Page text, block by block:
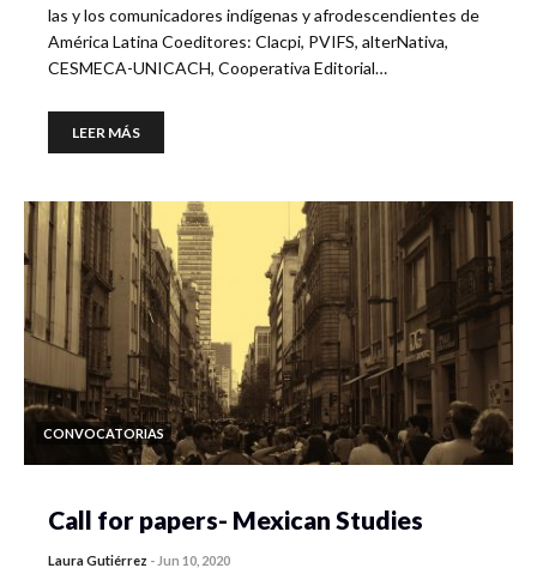
las y los comunicadores indígenas y afrodescendientes de
América Latina Coeditores: Clacpi, PVIFS, alterNativa,
CESMECA-UNICACH, Cooperativa Editorial…
LEER MÁS
CONVOCATORIAS
Call for papers- Mexican Studies
Laura Gutiérrez - Jun 10, 2020